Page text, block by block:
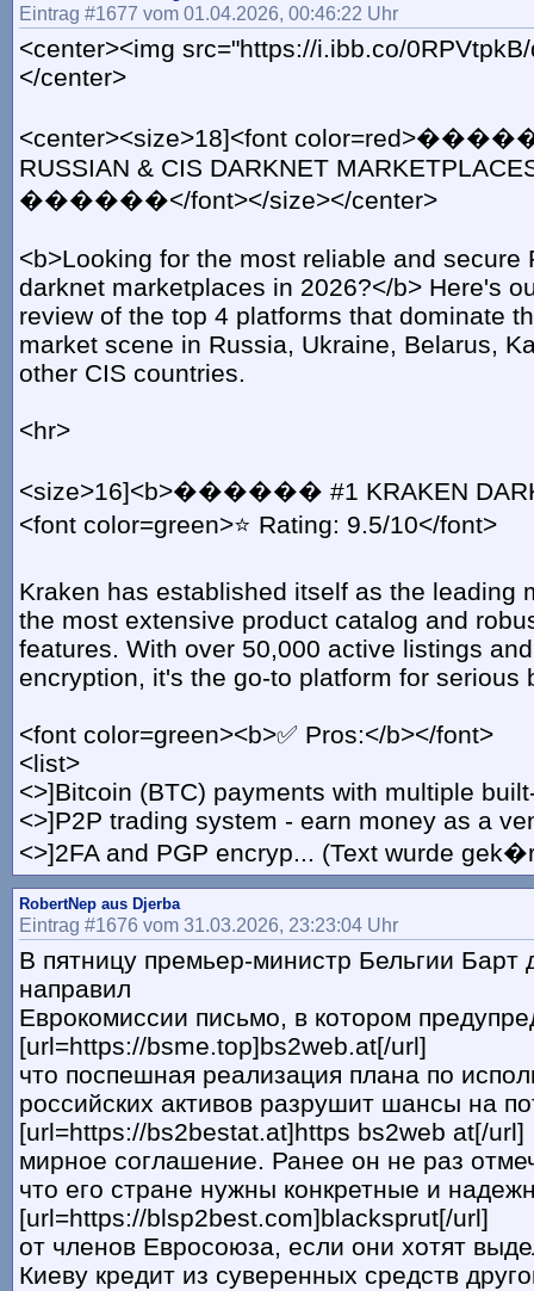
Eintrag #1677 vom 01.04.2026, 00:46:22 Uhr
<center><img src="https://i.ibb.co/
</center>
<center><size>18]<font
RUSSIAN & CIS DARKNET
������</font></size></center>
<b>Looking for the most reliable and secure
darknet marketplaces in 2026?</b> Here's
review of the top 4 platforms that dominate
market scene in Russia, Ukraine, Belarus,
other CIS countries.
<hr>
<size>16]<b>������ #1 KRAKEN
<font color=green>⭐ Rating: 9.5/10</font>
Kraken has established itself as the leading
the most extensive product catalog and
features. With over 50,000 active listings
encryption, it's the go-to platform for serious
<font color=green><b>✅ Pros:</b></font>
<list>
<>]Bitcoin (BTC) payments with multiple
<>]P2P trading system - earn money as a
<>]2FA and PGP encryp... (Text wurde
RobertNep aus Djerba
Eintrag #1676 vom 31.03.2026, 23:23:04 Uhr
В пятницу премьер-министр Бельгии Барт
направил
Еврокомиссии письмо, в котором
[url=https://bsme.top]bs2web.at[/url]
что поспешная реализация плана по
российских активов разрушит шансы на
[url=https://bs2bestat.at]https bs2web at[/url]
мирное соглашение. Ранее он не раз
что его стране нужны конкретные и
[url=https://blsp2best.com]blacksprut[/url]
от членов Евросоюза, если они хотят
Киеву кредит из суверенных средств